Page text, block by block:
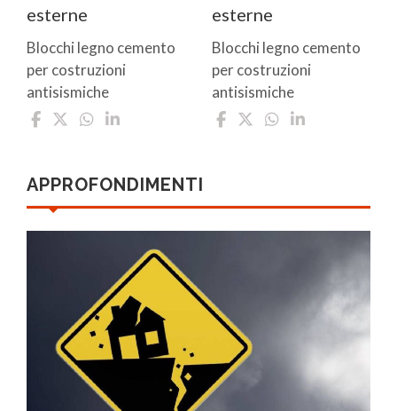
esterne
Blocchi legno cemento
per costruzioni
antisismiche
esterne
Blocchi legno cemento
per costruzioni
antisismiche
APPROFONDIMENTI